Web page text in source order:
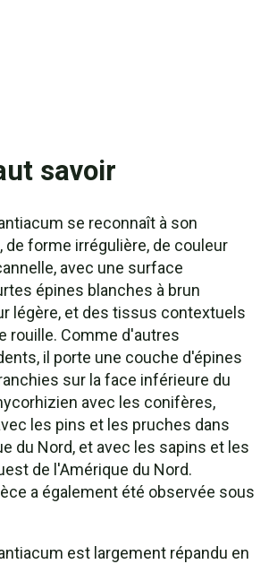
savoir
se reconnaît à son
de forme irrégulière, de couleur
avec une surface
épines blanches à brun
légère, et des tissus contextuels
rouille. Comme d'autres
il porte une couche d'épines
sur la face inférieure du
avec les conifères,
les pins et les pruches dans
du Nord, et avec les sapins et les
de l'Amérique du Nord.
a également été observée sous
est largement répandu en